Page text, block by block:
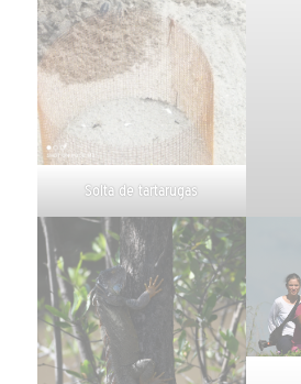
Solta de tartarugas